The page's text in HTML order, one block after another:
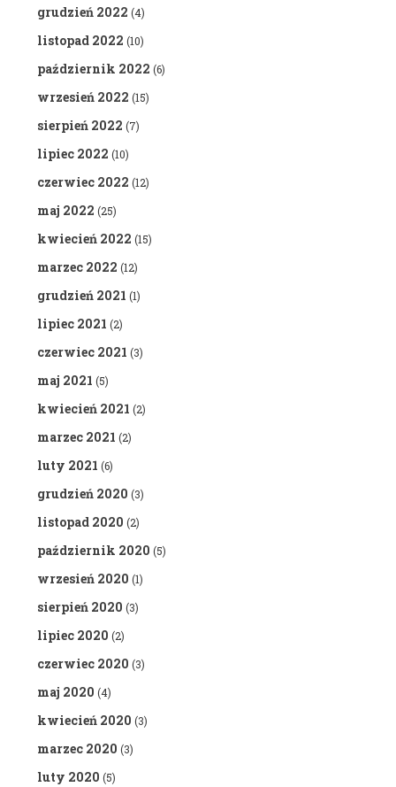
grudzień 2022 (4)
listopad 2022 (10)
październik 2022 (6)
wrzesień 2022 (15)
sierpień 2022 (7)
lipiec 2022 (10)
czerwiec 2022 (12)
maj 2022 (25)
kwiecień 2022 (15)
marzec 2022 (12)
grudzień 2021 (1)
lipiec 2021 (2)
czerwiec 2021 (3)
maj 2021 (5)
kwiecień 2021 (2)
marzec 2021 (2)
luty 2021 (6)
grudzień 2020 (3)
listopad 2020 (2)
październik 2020 (5)
wrzesień 2020 (1)
sierpień 2020 (3)
lipiec 2020 (2)
czerwiec 2020 (3)
maj 2020 (4)
kwiecień 2020 (3)
marzec 2020 (3)
luty 2020 (5)